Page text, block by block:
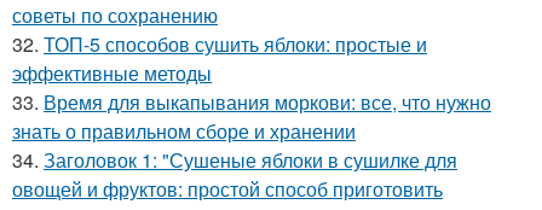
советы по сохранению
32. ТОП-5 способов сушить яблоки: простые и
эффективные методы
33. Время для выкапывания моркови: все, что нужно
знать о правильном сборе и хранении
34. Заголовок 1: "Сушеные яблоки в сушилке для
овощей и фруктов: простой способ приготовить